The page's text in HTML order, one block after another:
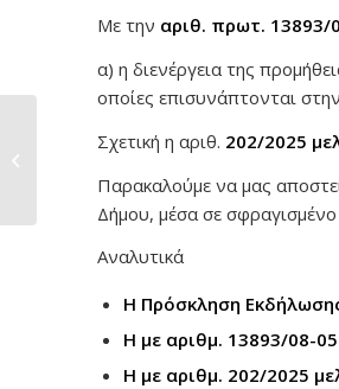
Με την αριθ. πρωτ. 13893/
α) η διενέργεια της
οποίες επισυνάπτονται
Σχετική η αριθ. 202/2025
Παρακαλούμε να μας
Δήμου, μέσα σε
Αναλυτικά
Η Πρόσκληση
Η με αριθμ. 13893/08-
Η με αριθμ. 202/2025
Προμήθεια
εξοπλισμού
(ντουζιέρες) για τις...